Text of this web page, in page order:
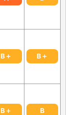
B＋ B＋
B＋ B